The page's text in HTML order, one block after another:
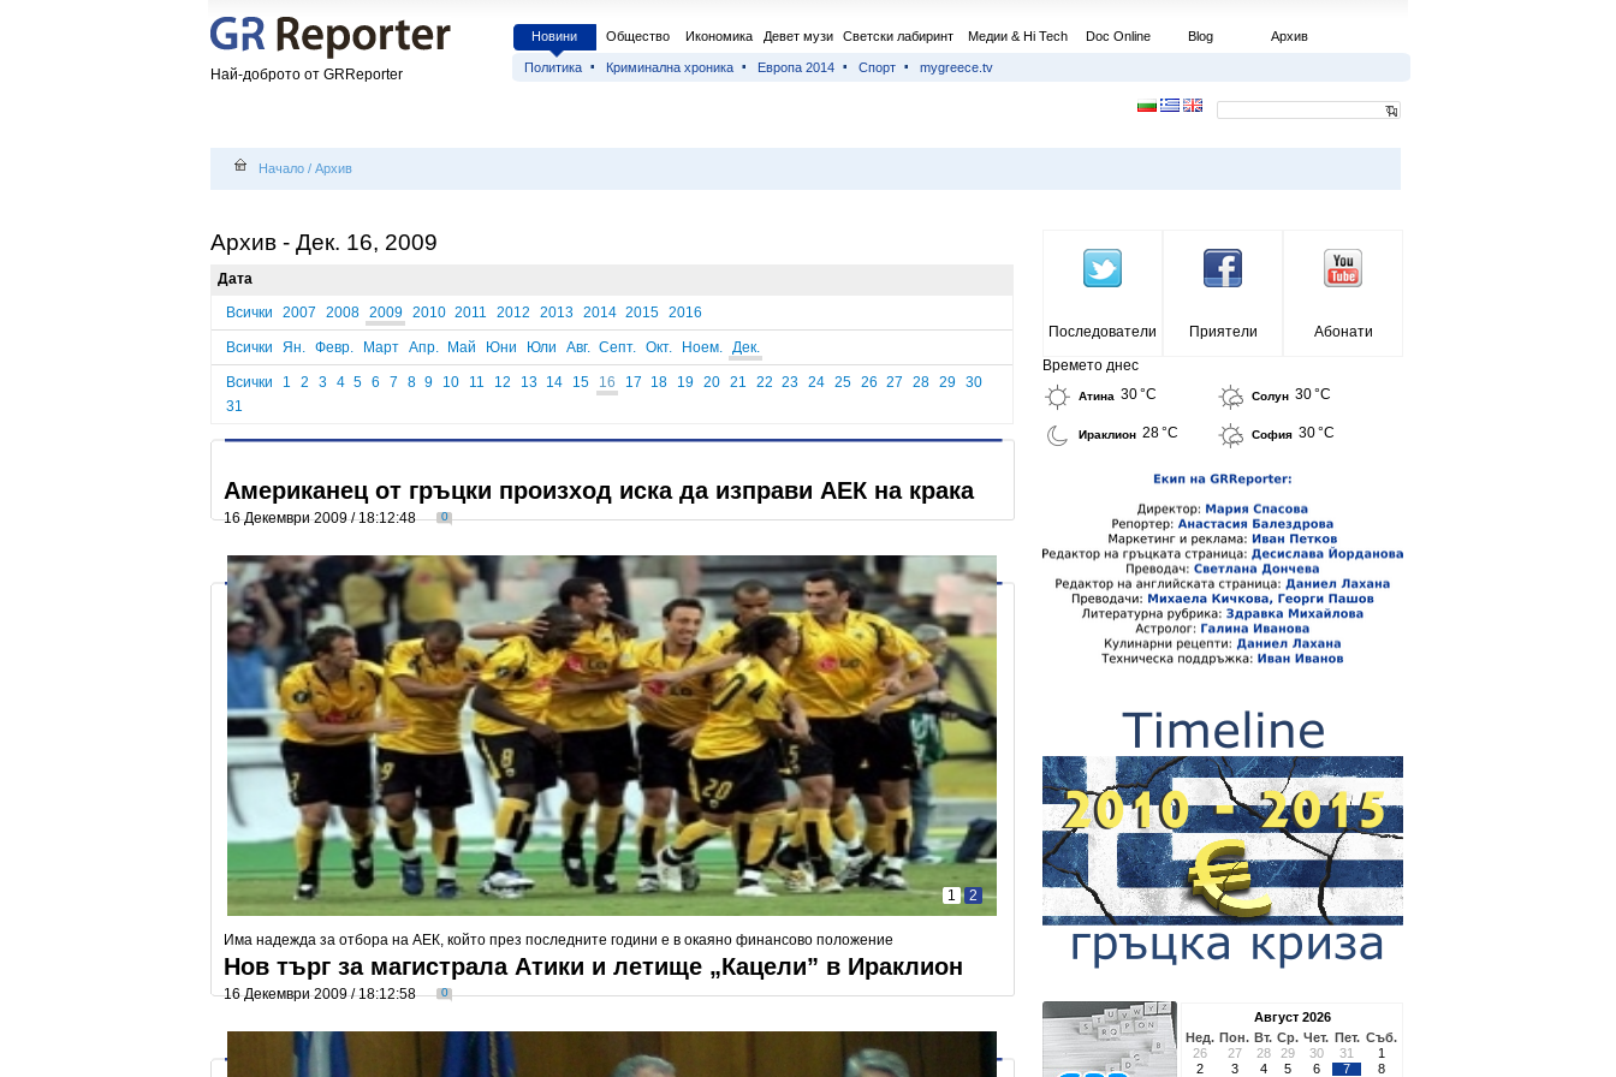
Най-доброто от GRReporter
Новини Общество Икономика Девет музи Светски лабиринт Медии & Hi Tech Doc Online Blog Архив
Политика Криминална хроника Европа 2014 Спорт mygreece.tv
Начало / Архив
Архив - Дек. 16, 2009
Дата
Всички
2007 2008 2009 2010 2011 2012 2013 2014 2015 2016
Всички Ян. Февр. Март Апр. Май Юни Юли Авг. Септ. Окт. Ноем. Дек.
Всички 1 2 3 4 5 6 7 8 9 10 11 12 13 14 15 16 17 18 19 20 21 22 23 24 25 26 27 28 29 30
31
Американец от гръцки произход иска да изправи АЕК на крака
16 Декември 2009 / 18:12:48 0
2
1
Има надежда за отбора на АЕК, който през последните години е в окаяно финансово положение
Нов търг за магистрала Атики и летище „Кацели” в Ираклион
16 Декември 2009 / 18:12:58 0
Последователи Приятели
Абонати
Времето днес
Атина 30 °C Солун 30 °C
Ираклион 28 °C София 30 °C
Август 2026
Нед. Пон. Вт. Ср. Чет. Пет. Съб.
26
27 28 29 30 31
1
2
3 4 5 6 7 8